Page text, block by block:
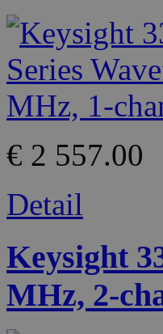
€ 2 557.00
Detail
Keysight
MHz, 2-